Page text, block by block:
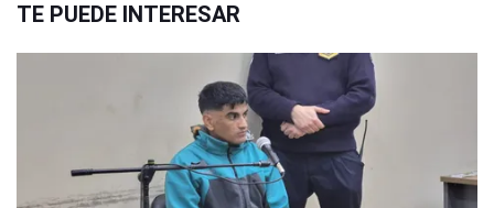
TE PUEDE INTERESAR